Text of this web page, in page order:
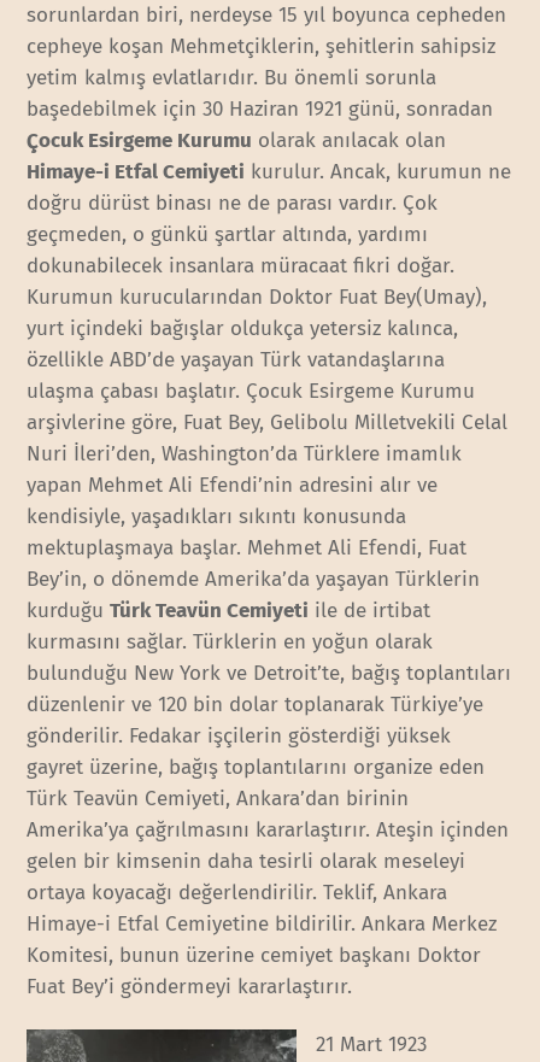
sorunlardan biri, nerdeyse 15 yıl boyunca cepheden
cepheye koşan Mehmetçiklerin, şehitlerin sahipsiz
yetim kalmış evlatlarıdır. Bu önemli sorunla
başedebilmek için 30 Haziran 1921 günü, sonradan
Çocuk Esirgeme Kurumu olarak anılacak olan
Himaye-i Etfal Cemiyeti kurulur. Ancak, kurumun ne
doğru dürüst binası ne de parası vardır. Çok
geçmeden, o günkü şartlar altında, yardımı
dokunabilecek insanlara müracaat fikri doğar.
Kurumun kurucularından Doktor Fuat Bey(Umay),
yurt içindeki bağışlar oldukça yetersiz kalınca,
özellikle ABD’de yaşayan Türk vatandaşlarına
ulaşma çabası başlatır. Çocuk Esirgeme Kurumu
arşivlerine göre, Fuat Bey, Gelibolu Milletvekili Celal
Nuri İleri’den, Washington’da Türklere imamlık
yapan Mehmet Ali Efendi’nin adresini alır ve
kendisiyle, yaşadıkları sıkıntı konusunda
mektuplaşmaya başlar. Mehmet Ali Efendi, Fuat
Bey’in, o dönemde Amerika’da yaşayan Türklerin
kurduğuTürk Teavün Cemiyeti ile de irtibat
kurmasını sağlar. Türklerin en yoğun olarak
bulunduğu New York ve Detroit’te, bağış toplantıları
düzenlenir ve 120 bin dolar toplanarak Türkiye’ye
gönderilir. Fedakar işçilerin gösterdiği yüksek
gayret üzerine, bağış toplantılarını organize eden
Türk Teavün Cemiyeti, Ankara’dan birinin
Amerika’ya çağrılmasını kararlaştırır. Ateşin içinden
gelen bir kimsenin daha tesirli olarak meseleyi
ortaya koyacağı değerlendirilir. Teklif, Ankara
Himaye-i Etfal Cemiyetine bildirilir. Ankara Merkez
Komitesi, bunun üzerine cemiyet başkanı Doktor
Fuat Bey’i göndermeyi kararlaştırır.
21 Mart 1923